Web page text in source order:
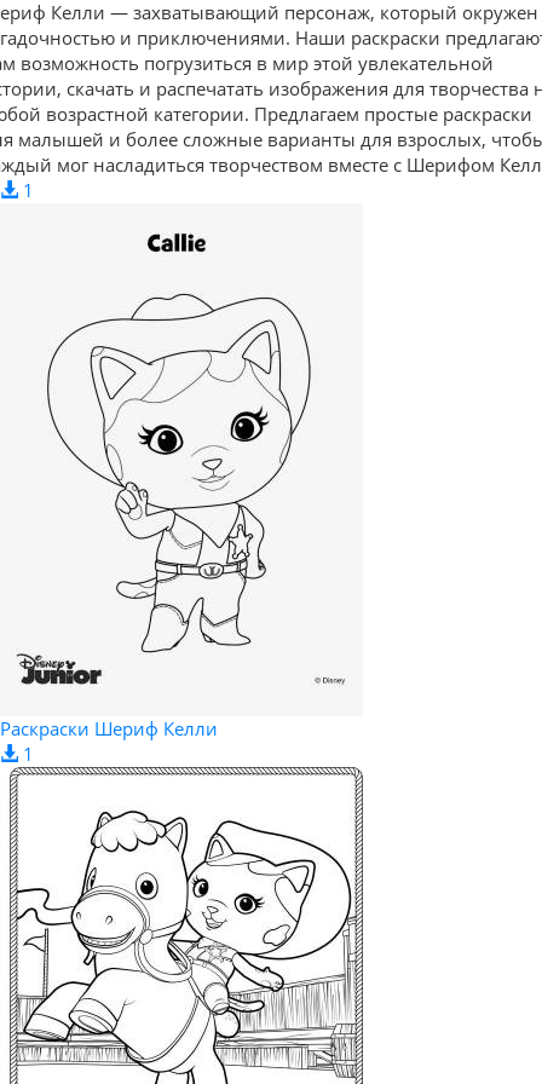
Келли — захватывающий персонаж, который окружен
и приключениями. Наши раскраски
возможность погрузиться в мир этой увлекательной
скачать и распечатать изображения для творчества
возрастной категории. Предлагаем простые раскраски
малышей и более сложные варианты для взрослых,
мог насладиться творчеством вместе с Шерифом
1
Раскраски Шериф Келли
1